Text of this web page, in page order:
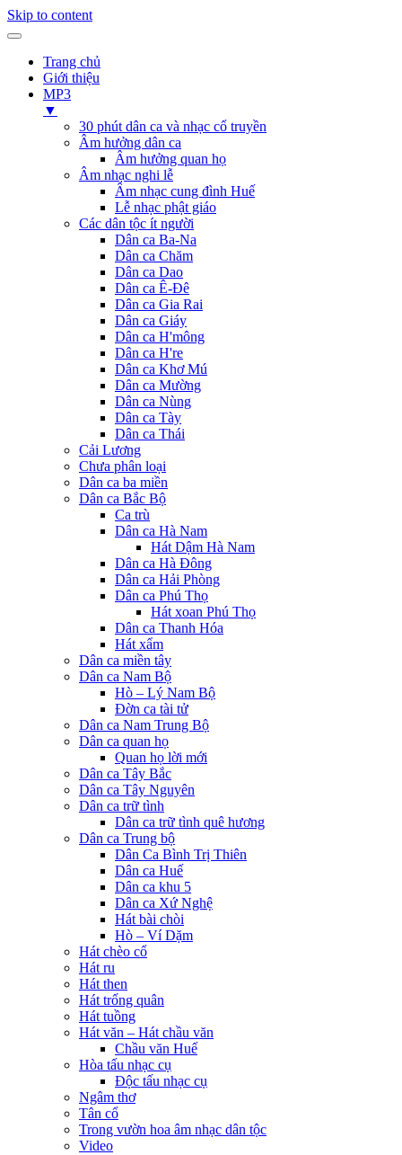
Skip to content
Trang chủ
Giới thiệu
MP3
▼
30 phút dân ca và nhạc cổ truyền
Âm hưởng dân ca
Âm hưởng quan họ
Âm nhạc nghi lễ
Âm nhạc cung đình Huế
Lễ nhạc phật giáo
Các dân tộc ít người
Dân ca Ba-Na
Dân ca Chăm
Dân ca Dao
Dân ca Ê-Đê
Dân ca Gia Rai
Dân ca Giáy
Dân ca H'mông
Dân ca H're
Dân ca Khơ Mú
Dân ca Mường
Dân ca Nùng
Dân ca Tày
Dân ca Thái
Cải Lương
Chưa phân loại
Dân ca ba miền
Dân ca Bắc Bộ
Ca trù
Dân ca Hà Nam
Hát Dậm Hà Nam
Dân ca Hà Đông
Dân ca Hải Phòng
Dân ca Phú Thọ
Hát xoan Phú Thọ
Dân ca Thanh Hóa
Hát xẩm
Dân ca miền tây
Dân ca Nam Bộ
Hò – Lý Nam Bộ
Đờn ca tài tử
Dân ca Nam Trung Bộ
Dân ca quan họ
Quan họ lời mới
Dân ca Tây Bắc
Dân ca Tây Nguyên
Dân ca trữ tình
Dân ca trữ tình quê hương
Dân ca Trung bộ
Dân Ca Bình Trị Thiên
Dân ca Huế
Dân ca khu 5
Dân ca Xứ Nghệ
Hát bài chòi
Hò – Ví Dặm
Hát chèo cổ
Hát ru
Hát then
Hát trống quân
Hát tuồng
Hát văn – Hát chầu văn
Chầu văn Huế
Hòa tấu nhạc cụ
Độc tấu nhạc cụ
Ngâm thơ
Tân cổ
Trong vườn hoa âm nhạc dân tộc
Video